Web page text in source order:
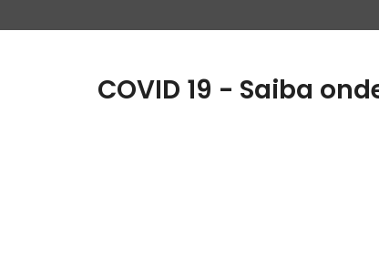
COVID 19 - Saiba